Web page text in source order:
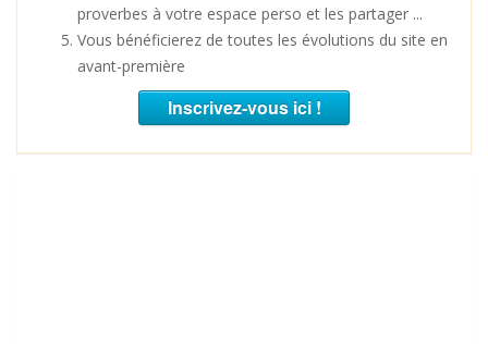
proverbes à votre espace perso et les partager ...
Vous bénéficierez de toutes les évolutions du site en
avant-première
Inscrivez-vous ici !